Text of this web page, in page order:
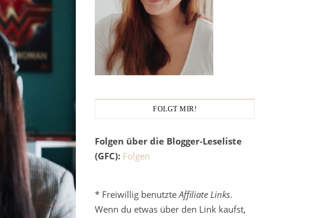
FOLGT MIR!
Folgen über die Blogger-Leseliste
(GFC): Folgen
* Freiwillig benutzteAffiliate Links.
Wenn du etwas über den Link kaufst,